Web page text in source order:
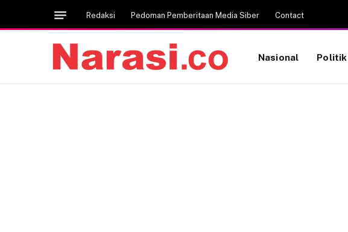
Redaksi Pedoman Pemberitaan Media Siber Contact
Nasional Politik